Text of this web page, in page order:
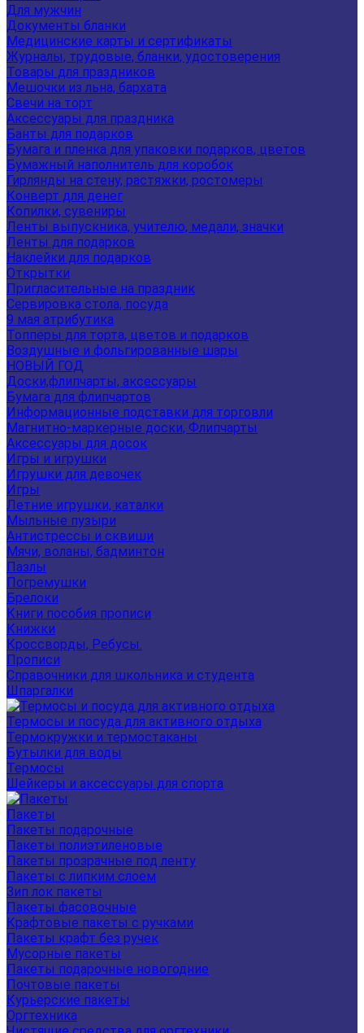
Для мужчин
Документы бланки
Медицинские карты и сертификаты
Журналы, трудовые, бланки, удостоверения
Товары для праздников
Мешочки из льна, бархата
Свечи на торт
Аксессуары для праздника
Банты для подарков
Бумага и пленка для упаковки подарков, цветов
Бумажный наполнитель для коробок
Гирлянды на стену, растяжки, ростомеры
Конверт для денег
Копилки, сувениры
Ленты выпускника, учителю, медали, значки
Ленты для подарков
Наклейки для подарков
Открытки
Пригласительные на праздник
Сервировка стола, посуда
9 мая атрибутика
Топперы для торта, цветов и подарков
Воздушные и фольгированные шары
НОВЫЙ ГОД
Доски,флипчарты, аксессуары
Бумага для флипчартов
Информационные подставки для торговли
Магнитно-маркерные доски, Флипчарты
Аксессуары для досок
Игры и игрушки
Игрушки для девочек
Игры
Летние игрушки, каталки
Мыльные пузыри
Антистрессы и сквиши
Мячи, воланы, бадминтон
Пазлы
Погремушки
Брелоки
Книги пособия прописи
Книжки
Кроссворды, Ребусы.
Прописи
Справочники для школьника и студента
Шпаргалки
Термосы и посуда для активного отдыха
Термокружки и термостаканы
Бутылки для воды
Термосы
Шейкеры и аксессуары для спорта
Пакеты
Пакеты подарочные
Пакеты полиэтиленовые
Пакеты прозрачные под ленту
Пакеты с липким слоем
Зип лок пакеты
Пакеты фасовочные
Крафтовые пакеты с ручками
Пакеты крафт без ручек
Мусорные пакеты
Пакеты подарочные новогодние
Почтовые пакеты
Курьерские пакеты
Оргтехника